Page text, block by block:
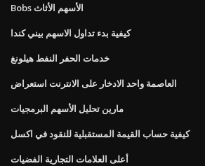
Bobs الأسهم الأثاث
كيفية بدء تداول الاسهم بيني كندا
خدمات الحفر النفط هيلونغ
العاصمة واحد الادخار على الانترنت استعراض
مارين تحليل الأسهم البرمجيات
كيفية حساب القيمة المستقبلية للنقود في اكسل
أعلى العلامات التجارية الفضيات